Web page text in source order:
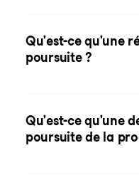
Qu'est-ce qu'une
poursuite ?
Qu'est-ce qu'une
poursuite de la